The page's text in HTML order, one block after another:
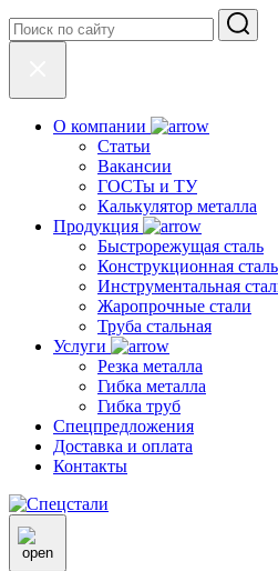
О компании
Статьи
Вакансии
ГОСТы и ТУ
Калькулятор металла
Продукция
Быстрорежущая сталь
Конструкционная сталь
Инструментальная
Жаропрочные стали
Труба стальная
Услуги
Резка металла
Гибка металла
Гибка труб
Спецпредложения
Доставка и оплата
Контакты